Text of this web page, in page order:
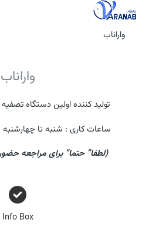
واراناب
واراناب
تولید کننده اولین دستگاه
ساعات کاری : شنبه تا چهارشنبه : ۹-۱۷ پنجشنبه : ۹-
(لطفا” حتما” برای مراجعه
Info Box